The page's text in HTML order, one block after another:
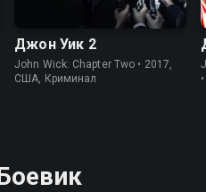
Джон Уик 2
John Wick: Chapter Two • 2017,
США, Криминал